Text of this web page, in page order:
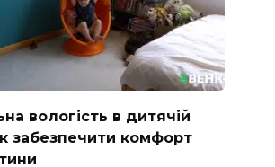
вологість в дитячій
забезпечити комфорт